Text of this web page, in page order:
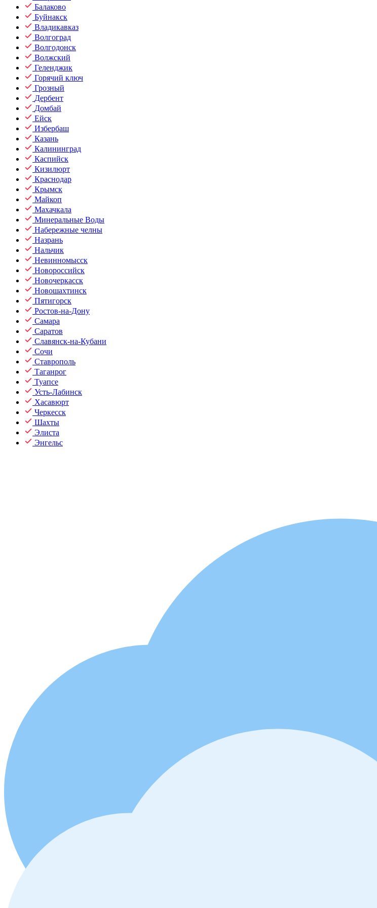
Балаково
Буйнакск
Владикавказ
Волгоград
Волгодонск
Волжский
Геленджик
Горячий ключ
Грозный
Дербент
Домбай
Ейск
Избербаш
Казань
Калининград
Каспийск
Кизилюрт
Краснодар
Крымск
Майкоп
Махачкала
Минеральные Воды
Набережные челны
Назрань
Нальчик
Невинномысск
Новороссийск
Новочеркасск
Новошахтинск
Пятигорск
Ростов-на-Дону
Самара
Саратов
Славянск-на-Кубани
Сочи
Ставрополь
Таганрог
Туапсе
Усть-Лабинск
Хасавюрт
Черкесск
Шахты
Элиста
Энгельс